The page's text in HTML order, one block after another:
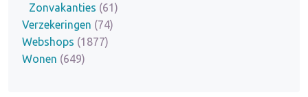
Zonvakanties (61)
Verzekeringen (74)
Webshops (1877)
Wonen (649)